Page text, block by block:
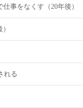
仕事をなくす（20年後）
れる